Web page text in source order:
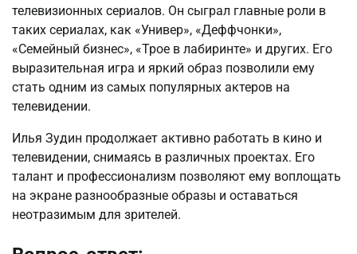
телевизионных сериалов. Он сыграл главные роли в
таких сериалах, как «Универ», «Деффчонки»,
«Семейный бизнес», «Трое в лабиринте» и других. Его
выразительная игра и яркий образ позволили ему
стать одним из самых популярных актеров на
телевидении.
Илья Зудин продолжает активно работать в кино и
телевидении, снимаясь в различных проектах. Его
талант и профессионализм позволяют ему воплощать
на экране разнообразные образы и оставаться
неотразимым для зрителей.